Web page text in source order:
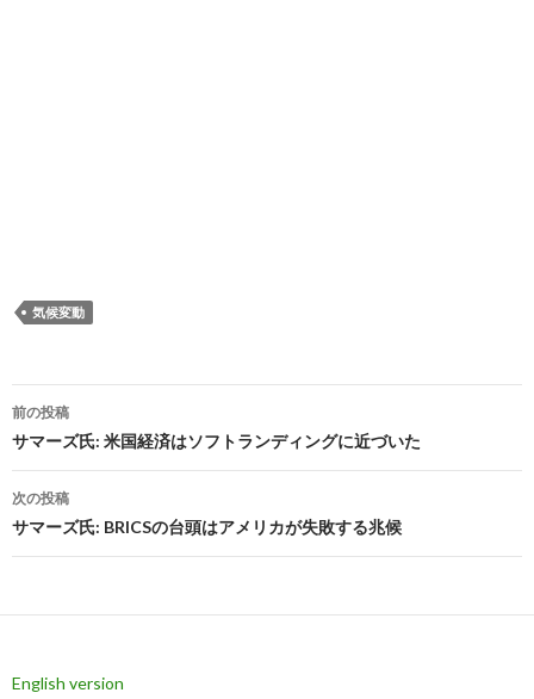
気候変動
投
稿
ナ
ビ
ー
前の投稿
サマーズ氏: 米国経済はソフトランディングに近づいた
次の投稿
サマーズ氏: BRICSの台頭はアメリカが失敗する兆候
English version